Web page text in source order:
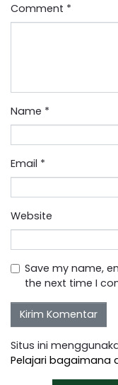
Comment *
Name *
Email *
Website
Save my name,
the next time I
Situs ini
Pelajari bagaimana